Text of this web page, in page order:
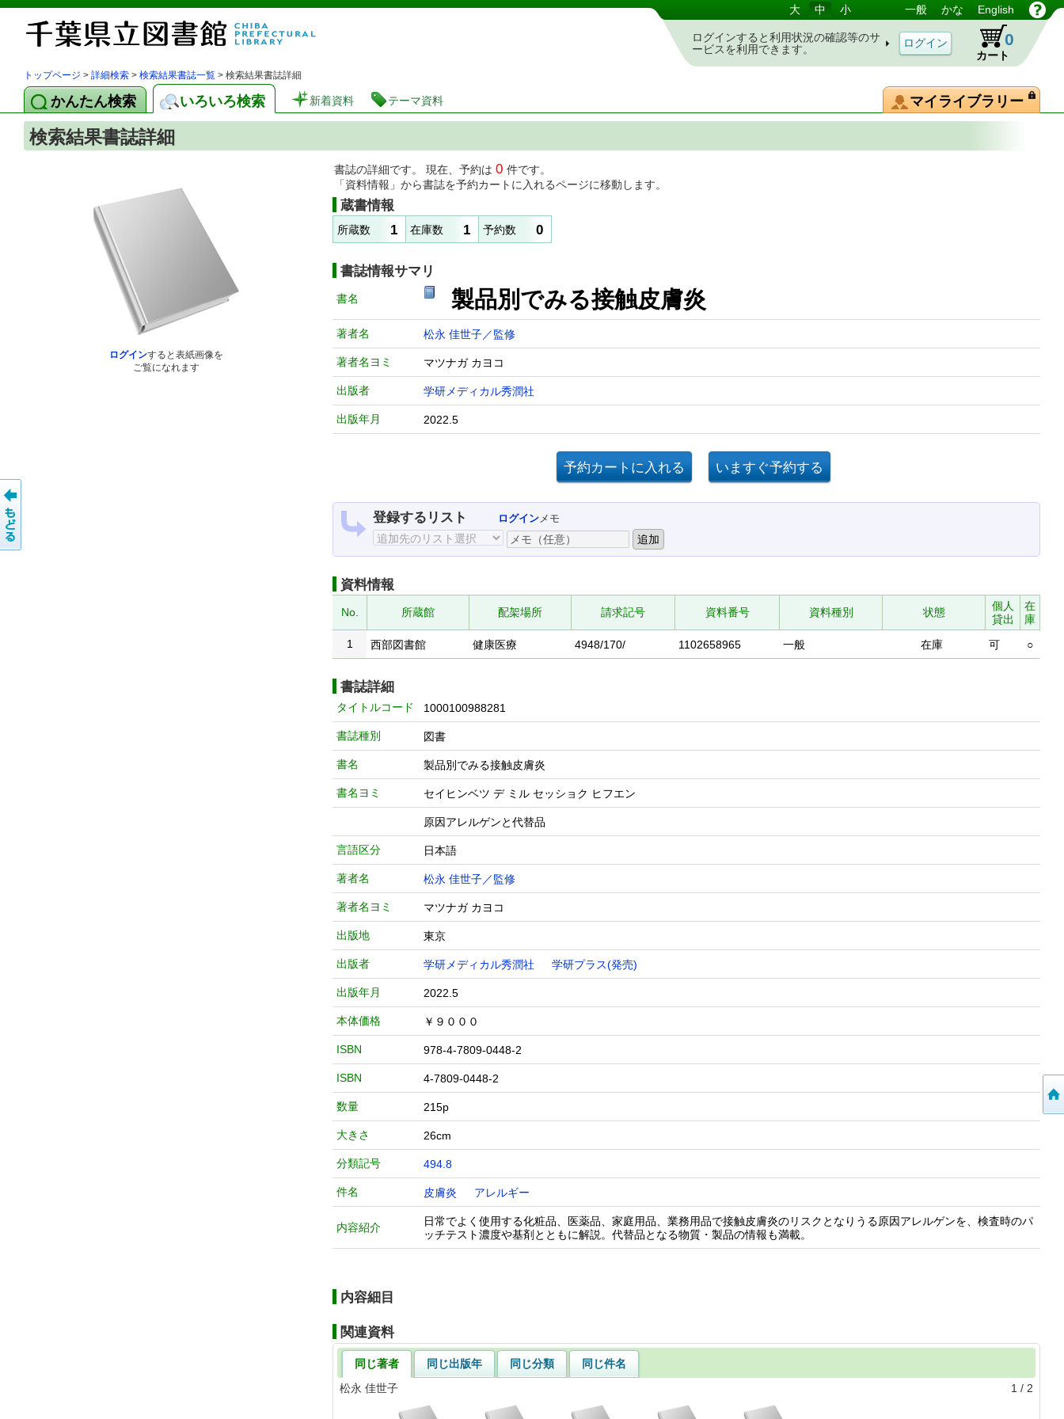
図書館 蔵書検索・予約システム 大 中 小 一般 かな English
ログインすると利用状況の確認等のサ
ービスを利用できます。
カート
0
トップページ > 詳細検索 > 検索結果書誌一覧 > 検索結果書誌詳細
かんたん検索 いろいろ検索 新着資料 テーマ資料 マイライブラリー
検索結果書誌詳細
ログインすると表紙画像を
ご覧になれます
書誌の詳細です。 現在、予約は 0 件です。
「資料情報」から書誌を予約カートに入れるページに移動します。
蔵書情報
所蔵数 1 在庫数 1 予約数 0
書誌情報サマリ
書名 製品別でみる接触皮膚炎
著者名 松永 佳世子／監修
著者名ヨミ マツナガ カヨコ
出版者 学研メディカル秀潤社
出版年月 2022.5
登録するリスト ログインメモ
資料情報
No. 所蔵館 配架場所 請求記号 資料番号 資料種別 状態
個人
貸出
在
庫
1
西部図書館 健康医療 4948/170/ 1102658965 一般 在庫 可 ○
書誌詳細
タイトルコード 1000100988281
書誌種別 図書
書名 製品別でみる接触皮膚炎
書名ヨミ セイヒンベツ デ ミル セッショク ヒフエン
原因アレルゲンと代替品
言語区分 日本語
著者名 松永 佳世子／監修
著者名ヨミ マツナガ カヨコ
出版地 東京
出版者 学研メディカル秀潤社 学研プラス(発売)
出版年月 2022.5
本体価格 ￥９０００
ISBN 978-4-7809-0448-2
ISBN 4-7809-0448-2
数量 215p
大きさ 26cm
分類記号 494.8
件名 皮膚炎 アレルギー
内容紹介
日常でよく使用する化粧品、医薬品、家庭用品、業務用品で接触皮膚炎のリスクとなりうる原因アレルゲンを、検査時のパ
ッチテスト濃度や基剤とともに解説。代替品となる物質・製品の情報も満載。
内容細目
関連資料
同じ著者 同じ出版年 同じ分類
同じ件名
松永 佳世子
1 / 2